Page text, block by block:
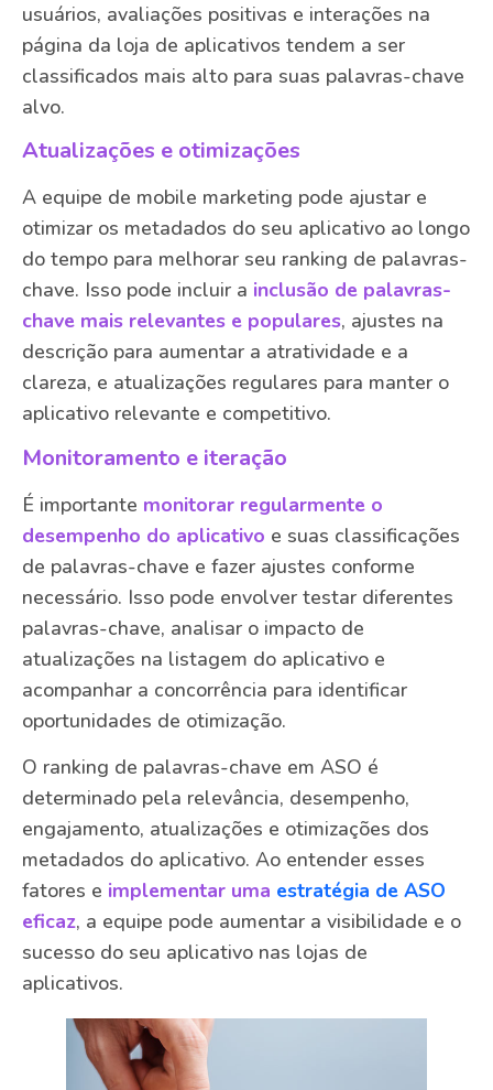
usuários, avaliações positivas e interações na
página da loja de aplicativos tendem a ser
classificados mais alto para suas palavras-chave
alvo.
Atualizações e otimizações
A equipe de mobile marketing pode ajustar e
otimizar os metadados do seu aplicativo ao longo
do tempo para melhorar seu ranking de palavras-
chave. Isso pode incluir a inclusão de palavras-
chave mais relevantes e populares, ajustes na
descrição para aumentar a atratividade e a
clareza, e atualizações regulares para manter o
aplicativo relevante e competitivo.
Monitoramento e iteração
É importante monitorar regularmente o
desempenho do aplicativo e suas classificações
de palavras-chave e fazer ajustes conforme
necessário. Isso pode envolver testar diferentes
palavras-chave, analisar o impacto de
atualizações na listagem do aplicativo e
acompanhar a concorrência para identificar
oportunidades de otimização.
O ranking de palavras-chave em ASO é
determinado pela relevância, desempenho,
engajamento, atualizações e otimizações dos
metadados do aplicativo. Ao entender esses
fatores e implementar uma estratégia de ASO
eficaz, a equipe pode aumentar a visibilidade e o
sucesso do seu aplicativo nas lojas de
aplicativos.